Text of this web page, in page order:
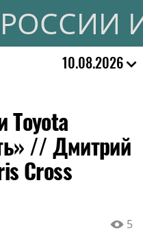
10.08.2026
Toyota
// Дмитрий
Cross
5